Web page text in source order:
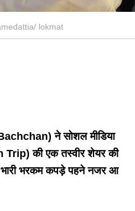
lokmat
ने सोशल मीडिया
Trip) की एक तस्वीर शेयर की
भरकम कपड़े पहने नजर आ